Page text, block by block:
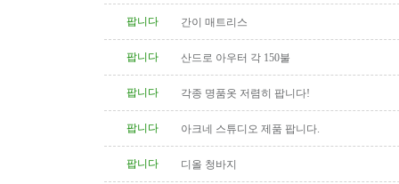
팝니다 간이 매트리스
팝니다 산드로 아우터 각 150불
팝니다 각종 명품옷 저렴히 팝니다!
팝니다 아크네 스튜디오 제품 팝니다.
팝니다 디올 청바지